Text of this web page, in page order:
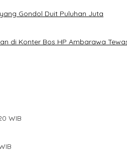
Gondol Duit Puluhan Juta
di Konter Bos HP Ambarawa
WIB